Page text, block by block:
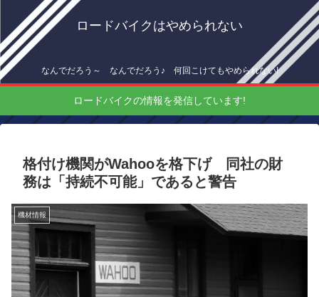
ロードバイクはやめられない
なんでだろう～ なんでだろう♪ 何回こけてもやめられない!
ロードバイクの情報を発信しています!
格付け機関がWahooを格下げ 同社の財
務は「持続不可能」であると警告
機材情報